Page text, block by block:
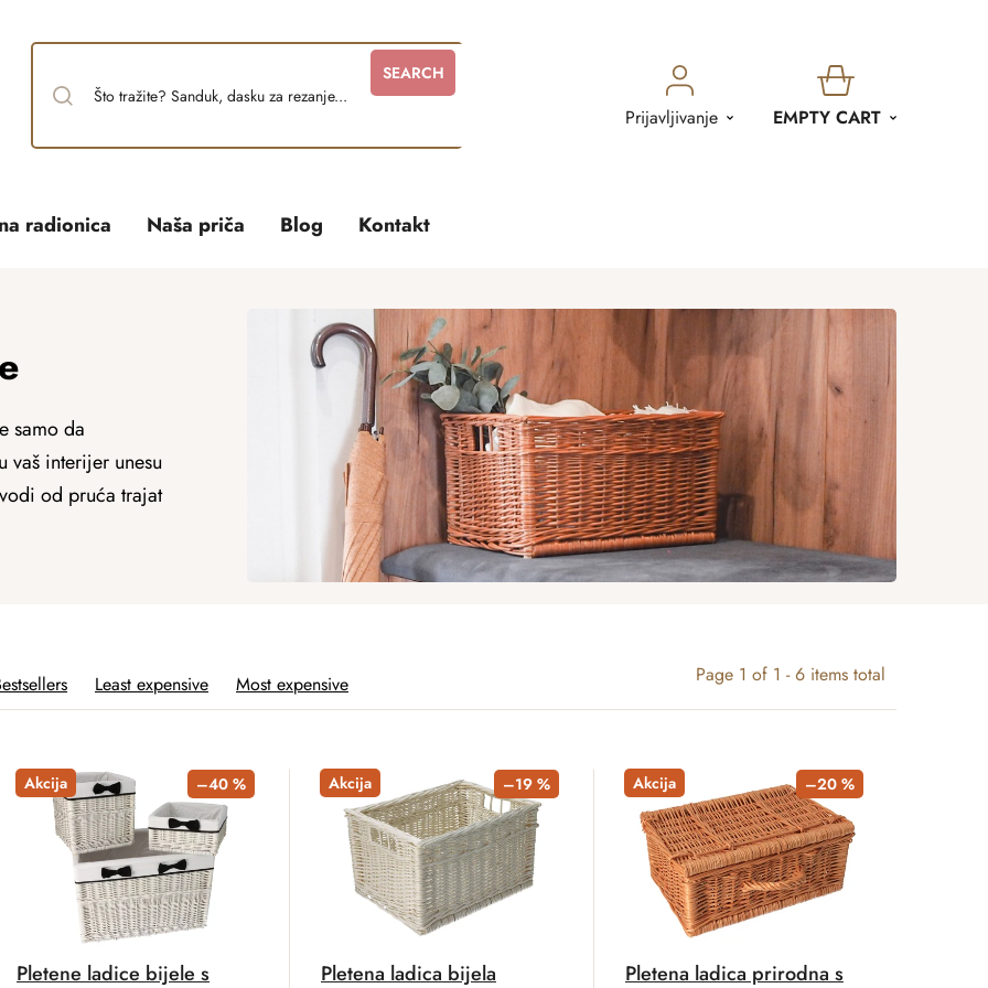
SEARCH
Prijavljivanje
SHOPPING
EMPTY CART
radionica Naša priča Blog Kontakt
samo da
interijer unesu
od pruća trajat
Page 1 of 1 -6 items total
Least expensive Most expensive
Akcija –40 %
Pletene ladice bijele s
Akcija –19 %
Pletena ladica bijela
Akcija –20 %
Pletena ladica prirodna s